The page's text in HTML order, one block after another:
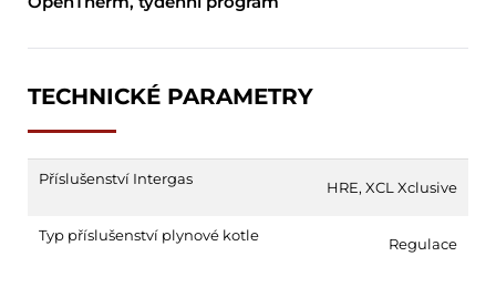
TECHNICKÉ PARAMETRY
Příslušenství Intergas HRE, XCL Xclusive
Typ příslušenství plynové kotle Regulace